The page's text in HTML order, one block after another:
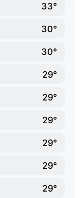
33°
30°
30°
29°
29°
29°
29°
29°
29°